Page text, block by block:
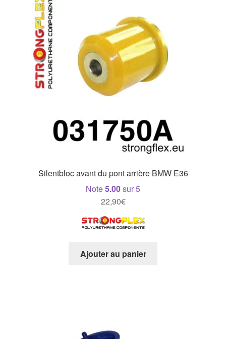
Silentbloc avant du pont arrière BMW E36
Note5.00sur 5
22,90€
Ajouter au panier